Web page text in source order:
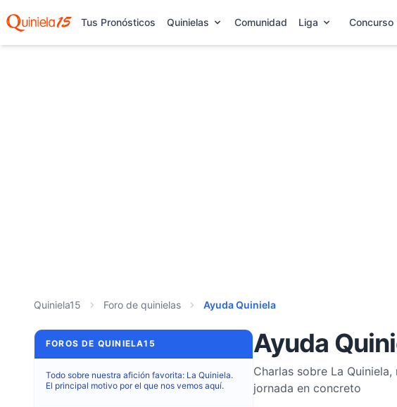
Tus Pronósticos Quinielas Comunidad Liga Concurso
Quiniela15 Foro de quinielas Ayuda Quiniela
FOROS DE QUINIELA15
Todo sobre nuestra afición favorita: La Quiniela.
El principal motivo por el que nos vemos aquí.
Ayuda
Charlas sobre La
jornada en concreto